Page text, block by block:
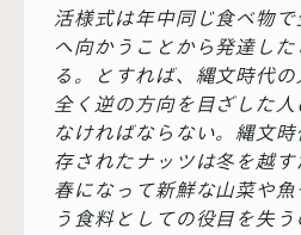
活様式は年中同じ食べ物
へ向かうことから発達し
る。とすれば、縄文時代
全く逆の方向を目ざした
なければならない。縄文
存されたナッツは冬を越す
春になって新鮮な山菜や
う食料としての役目を失う